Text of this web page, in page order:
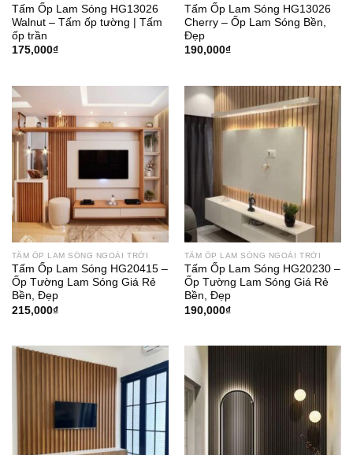
Tấm Ốp Lam Sóng HG13026
Walnut – Tấm ốp tường | Tấm
ốp trần
175,000₫
Tấm Ốp Lam Sóng HG13026
Cherry – Ốp Lam Sóng Bền,
Đẹp
190,000₫
TẤM ỐP LAM SÓNG NGOÀI TRỜI
Tấm Ốp Lam Sóng HG20415 –
Ốp Tường Lam Sóng Giá Rẻ
Bền, Đẹp
215,000₫
TẤM ỐP LAM SÓNG NGOÀI TRỜI
Tấm Ốp Lam Sóng HG20230 –
Ốp Tường Lam Sóng Giá Rẻ
Bền, Đẹp
190,000₫